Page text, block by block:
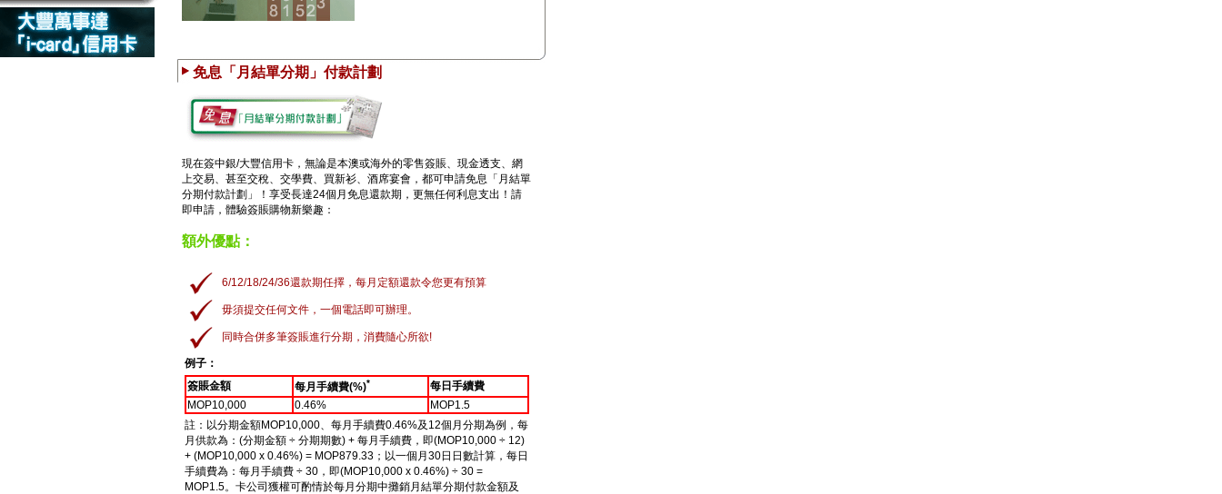
免息「月結單分期」付款計劃
現在簽中銀/大豐信用卡，無論是本澳或海外的零售簽賬、現金透支、網
上交易、甚至交稅、交學費、買新衫、酒席宴會，都可申請免息「月結單
分期付款計劃」！享受長達24個月免息還款期，更無任何利息支出！請
即申請，體驗簽賬購物新樂趣：
額外優點：
6/12/18/24/36還款期任擇，每月定額還款令您更有預算
毋須提交任何文件，一個電話即可辦理。
同時合併多筆簽賬進行分期，消費隨心所欲!
例子：
簽賬金額
每月手續費(%)*
每日手續費
MOP10,000
0.46%
MOP1.5
註：以分期金額MOP10,000、每月手續費0.46%及12個月分期為例，每
月供款為：(分期金額 ÷ 分期期數) + 每月手續費，即(MOP10,000 ÷ 12)
+ (MOP10,000 x 0.46%) = MOP879.33；以一個月30日日數計算，每日
手續費為：每月手續費 ÷ 30，即(MOP10,000 x 0.46%) ÷ 30 =
MOP1.5。卡公司獲權可酌情於每月分期中攤銷月結單分期付款金額及